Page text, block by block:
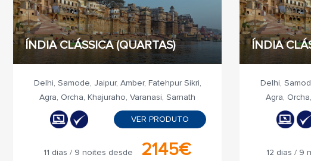
ÍNDIA CLÁSSICA (QUARTAS)
Delhi, Samode, Jaipur, Amber, Fatehpur Sikri,
Agra, Orcha, Khajuraho, Varanasi, Sarnath
VER PRODUTO
11 dias / 9 noites desde 2145€
ÍNDIA
Delhi,
Agra,
12 dias / 9